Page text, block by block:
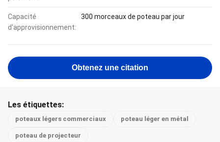
Capacité
d'approvisionnement:
300 morceaux de poteau par jour
Obtenez une citation
Les étiquettes:
poteaux légers commerciaux poteau léger en métal
poteau de projecteur